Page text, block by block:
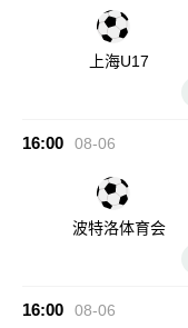
上海U17
16:00 08-06
波特洛体育会
16:00 08-06